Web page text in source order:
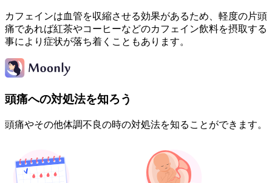
カフェインは血管を収縮させる効果があるため、軽度の片頭
痛であれば紅茶やコーヒーなどのカフェイン飲料を摂取する
事により症状が落ち着くこともあります。
頭痛への対処法を知ろう
頭痛やその他体調不良の時の対処法を知ることができます。